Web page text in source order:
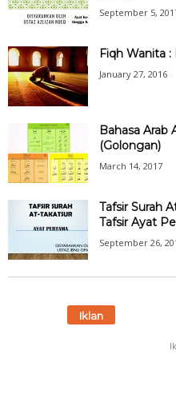
September 5,
Fiqh Wanita
January 27, 2016
Bahasa Arab
(Golongan)
March 14, 2017
Tafsir Surah
Tafsir Ayat
September 26,
Iklan